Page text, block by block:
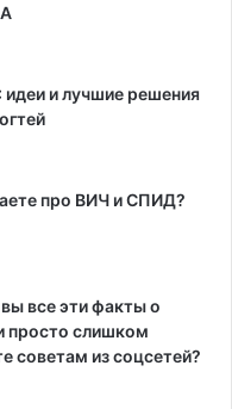
и лучшие решения
про ВИЧ и СПИД?
вы все эти факты о
просто слишком
советам из соцсетей?